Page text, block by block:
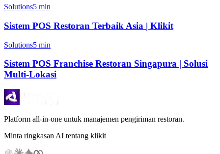
Solutions5 min
Sistem POS Restoran Terbaik Asia | Klikit
Solutions5 min
Sistem POS Franchise Restoran Singapura | Solusi
Multi-Lokasi
Platform all-in-one untuk manajemen pengiriman restoran.
Minta ringkasan AI tentang klikit